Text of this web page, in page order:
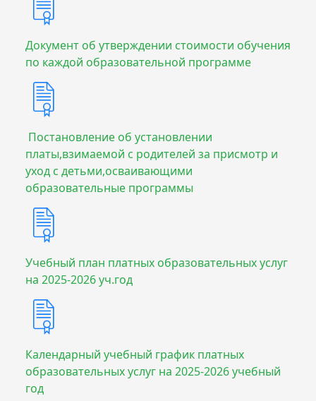
Документ об утверждении стоимости обучения
по каждой образовательной программе
Постановление об установлении
платы,взимаемой с родителей за присмотр и
уход с детьми,осваивающими
образовательные программы
Учебный план платных образовательных услуг
на 2025-2026 уч.год
Календарный учебный график платных
образовательных услуг на 2025-2026 учебный
год